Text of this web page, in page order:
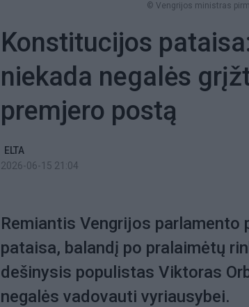
© Vengrijos ministras
Konstitucijos
niekada negalės
premjero postą
ELTA
2026-06-15 21:04
Remiantis Vengrijos
pataisa, balandį po pralaimėtų
dešinysis populistas Viktoras
negalės vadovauti vyriausybei.